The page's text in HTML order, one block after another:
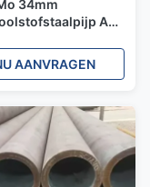
34mm
API
AANVRAGEN